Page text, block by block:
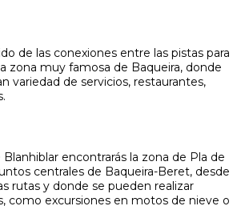
de las conexiones entre las pistas para
zona muy famosa de Baqueira, donde
variedad de servicios, restaurantes,
encontrarás la zona de Pla de
centrales de Baqueira-Beret, desde
rutas y donde se pueden realizar
como excursiones en motos de nieve o